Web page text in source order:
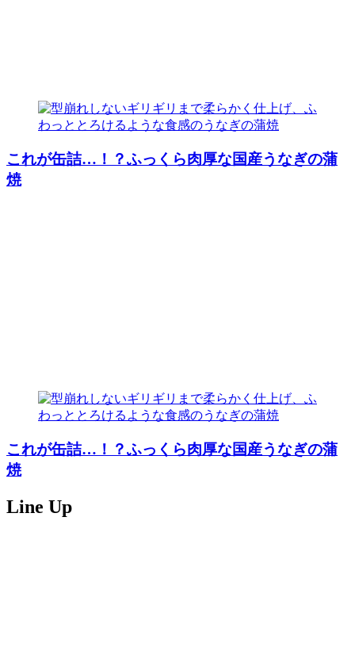
これが缶詰…！？ふっくら肉厚な国産うなぎの蒲
焼
これが缶詰…！？ふっくら肉厚な国産うなぎの蒲
焼
Line Up